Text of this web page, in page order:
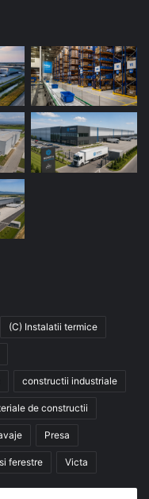
(C) Instalatii termice
constructii industriale
de constructii
Presa
ferestre Victa